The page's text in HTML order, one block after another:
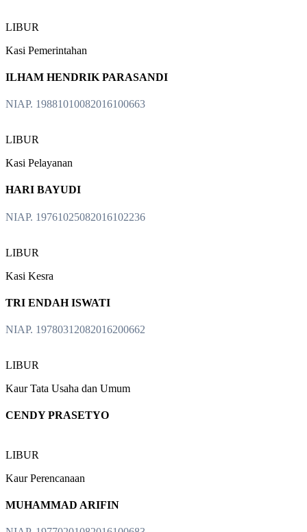
LIBUR
Kasi Pemerintahan
ILHAM HENDRIK PARASANDI
NIAP. 19881010082016100663
LIBUR
Kasi Pelayanan
HARI BAYUDI
NIAP. 19761025082016102236
LIBUR
Kasi Kesra
TRI ENDAH ISWATI
NIAP. 19780312082016200662
LIBUR
Kaur Tata Usaha dan Umum
CENDY PRASETYO
LIBUR
Kaur Perencanaan
MUHAMMAD ARIFIN